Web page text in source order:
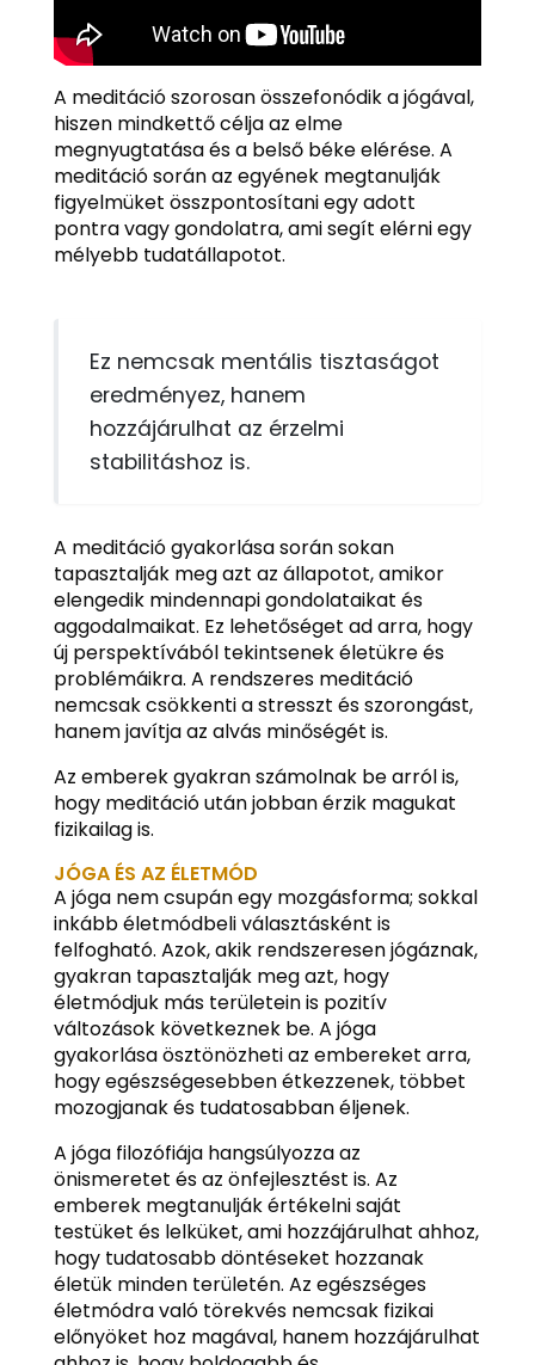
A meditáció szorosan összefonódik a jógával,
hiszen mindkettő célja az elme
megnyugtatása és a belső béke elérése. A
meditáció során az egyének megtanulják
figyelmüket összpontosítani egy adott
pontra vagy gondolatra, ami segít elérni egy
mélyebb tudatállapotot.
Ez nemcsak mentális tisztaságot
eredményez, hanem
hozzájárulhat az érzelmi
stabilitáshoz is.
A meditáció gyakorlása során sokan
tapasztalják meg azt az állapotot, amikor
elengedik mindennapi gondolataikat és
aggodalmaikat. Ez lehetőséget ad arra, hogy
új perspektívából tekintsenek életükre és
problémáikra. A rendszeres meditáció
nemcsak csökkenti a stresszt és szorongást,
hanem javítja az alvás minőségét is.
Az emberek gyakran számolnak be arról is,
hogy meditáció után jobban érzik magukat
fizikailag is.
JÓGA ÉS AZ ÉLETMÓD
A jóga nem csupán egy mozgásforma; sokkal
inkább életmódbeli választásként is
felfogható. Azok, akik rendszeresen jógáznak,
gyakran tapasztalják meg azt, hogy
életmódjuk más területein is pozitív
változások következnek be. A jóga
gyakorlása ösztönözheti az embereket arra,
hogy egészségesebben étkezzenek, többet
mozogjanak és tudatosabban éljenek.
A jóga filozófiája hangsúlyozza az
önismeretet és az önfejlesztést is. Az
emberek megtanulják értékelni saját
testüket és lelküket, ami hozzájárulhat ahhoz,
hogy tudatosabb döntéseket hozzanak
életük minden területén. Az egészséges
életmódra való törekvés nemcsak fizikai
előnyöket hoz magával, hanem hozzájárulhat